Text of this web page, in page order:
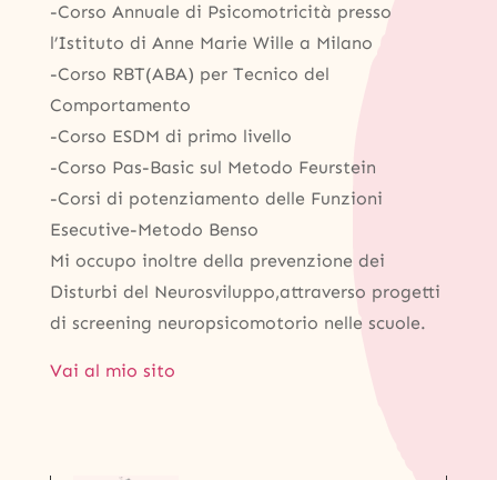
-Corso Annuale di Psicomotricità presso
l’Istituto di Anne Marie Wille a Milano
-Corso RBT(ABA) per Tecnico del
Comportamento
-Corso ESDM di primo livello
-Corso Pas-Basic sul Metodo Feurstein
-Corsi di potenziamento delle Funzioni
Esecutive-Metodo Benso
Mi occupo inoltre della prevenzione dei
Disturbi del Neurosviluppo,attraverso progetti
di screening neuropsicomotorio nelle scuole.
Vai al mio sito